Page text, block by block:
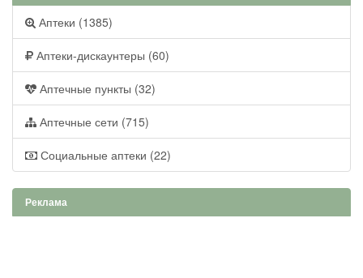
Аптеки (1385)
Аптеки-дискаунтеры (60)
Аптечные пункты (32)
Аптечные сети (715)
Социальные аптеки (22)
Реклама